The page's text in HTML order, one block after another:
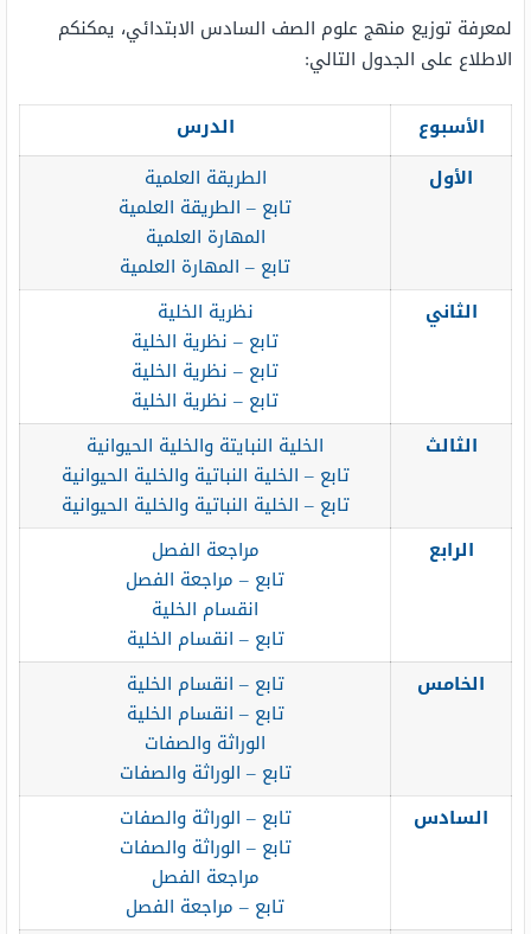
لمعرفة توزيع منهج علوم الصف السادس الابتدائي، يمكنكم
الاطلاع على الجدول التالي:
الأسبوع
الدرس
الأول
الطريقة العلمية
تابع – الطريقة العلمية
المهارة العلمية
تابع – المهارة العلمية
الثاني
نظرية الخلية
تابع – نظرية الخلية
تابع – نظرية الخلية
تابع – نظرية الخلية
الثالث
الخلية النبايتة والخلية الحيوانية
تابع – الخلية النباتية والخلية الحيوانية
تابع – الخلية النباتية والخلية الحيوانية
الرابع
مراجعة الفصل
تابع – مراجعة الفصل
انقسام الخلية
تابع – انقسام الخلية
الخامس
تابع – انقسام الخلية
تابع – انقسام الخلية
الوراثة والصفات
تابع – الوراثة والصفات
السادس
تابع – الوراثة والصفات
تابع – الوراثة والصفات
مراجعة الفصل
تابع – مراجعة الفصل